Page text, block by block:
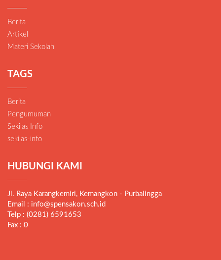
Berita
Artikel
Materi Sekolah
TAGS
Berita
Pengumuman
Sekilas Info
sekilas-info
HUBUNGI KAMI
Jl. Raya Karangkemiri, Kemangkon - Purbalingga
Email : info@spensakon.sch.id
Telp : (0281) 6591653
Fax : 0